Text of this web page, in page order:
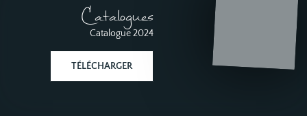
Catalogues
Catalogue 2024
TÉLÉCHARGER